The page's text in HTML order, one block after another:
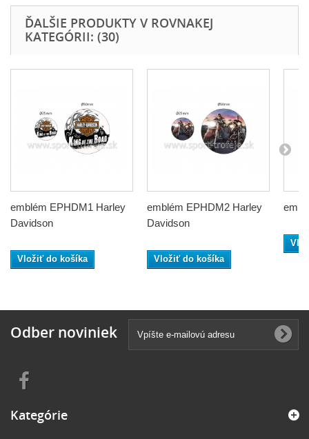
ĎALŠIE PRODUKTY V ROVNAKEJ
KATEGÓRII: (30)
emblém EPHDM1 Harley
Davidson
Vložiť do košíka
emblém EPHDM2 Harley
Davidson
Vložiť do košíka
Odber noviniek
Kategórie